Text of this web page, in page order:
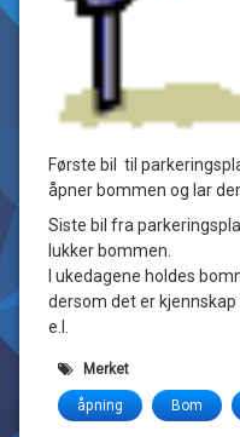
Første bil til
åpner bommen og lar
Siste bil fra
lukker bommen.
I ukedagene holdes
dersom det er
e.l.
Merket
åpning Bom